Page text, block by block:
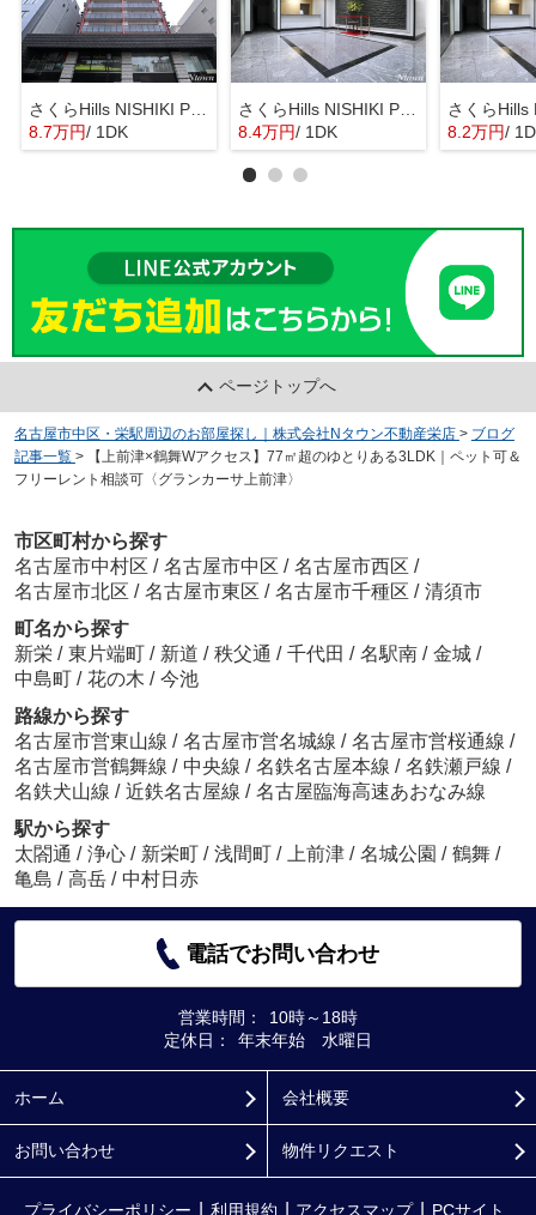
さくらHills NISHIKI Platinum Residence
8.7万円/ 1DK
さくらHills NISHIKI Platinum Residence
8.4万円/ 1DK 8.2万円/
ページトップへ
名古屋市中区・栄駅周辺のお部屋探し｜株式会社Nタウン不動産栄店 > ブログ
記事一覧 >
【上前津×鶴舞Wアクセス】77㎡超のゆとりある3LDK｜ペット可＆
フリーレント相談可〈グランカーサ上前津〉
市区町村から探す
名古屋市中村区 / 名古屋市中区 / 名古屋市西区 /
名古屋市北区 / 名古屋市東区 / 名古屋市千種区 / 清須市
町名から探す
新栄 / 東片端町 / 新道 / 秩父通 / 千代田 / 名駅南 / 金城 /
中島町 / 花の木 / 今池
路線から探す
名古屋市営東山線 / 名古屋市営名城線 / 名古屋市営桜通線 /
名古屋市営鶴舞線 / 中央線 / 名鉄名古屋本線 / 名鉄瀬戸線 /
名鉄犬山線 / 近鉄名古屋線 / 名古屋臨海高速あおなみ線
駅から探す
太閤通 / 浄心 / 新栄町 / 浅間町 / 上前津 / 名城公園 / 鶴舞 /
亀島 / 高岳 / 中村日赤
電話でお問い合わせ
営業時間：
10時～18時
定休日：
年末年始 水曜日
ホーム 会社概要
お問い合わせ 物件リクエスト
プライバシーポリシー 利用規約 アクセスマップ PCサイト